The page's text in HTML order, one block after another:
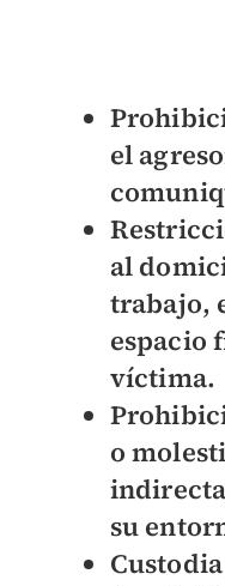
el
al
trabajo,
espacio
víctima.
o
su